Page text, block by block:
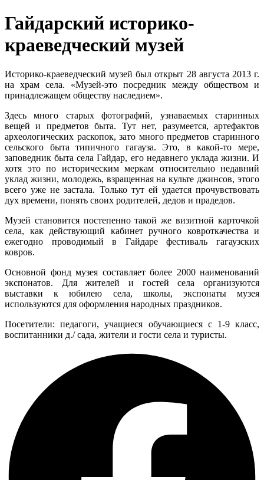
Гайдарский историко-
краеведческий музей
Историко-краеведческий музей был открыт 28 августа 2013 г.
на храм села. «Музей-это посредник между обществом и
принадлежащем обществу наследием».
Здесь много старых фотографий, узнаваемых старинных
вещей и предметов быта. Тут нет, разумеется, артефактов
археологических раскопок, зато много предметов старинного
сельского быта типичного гагауза. Это, в какой-то мере,
заповедник быта села Гайдар, его недавнего уклада жизни. И
хотя это по историческим меркам относительно недавний
уклад жизни, молодежь, взращенная на культе джинсов, этого
всего уже не застала. Только тут ей удается прочувствовать
дух времени, понять своих родителей, дедов и прадедов.
Музей становится постепенно такой же визитной карточкой
села, как действующий кабинет ручного ковроткачества и
ежегодно проводимый в Гайдаре фестиваль гагаузских
ковров.
Основной фонд музея составляет более 2000 наименований
экспонатов. Для жителей и гостей села организуются
выставки к юбилею села, школы, экспонаты музея
используются для оформления народных праздников.
Посетители: педагоги, учащиеся обучающиеся с 1-9 класс,
воспитанники д./ сада, жители и гости села и туристы.